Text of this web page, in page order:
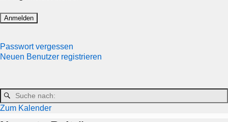
Passwort vergessen
Neuen Benutzer registrieren
Zum Kalender